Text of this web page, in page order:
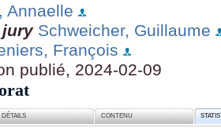
Annaelle
jury Schweicher, Guillaume
François
publié, 2024-02-09
DÉTAILS CONTENU